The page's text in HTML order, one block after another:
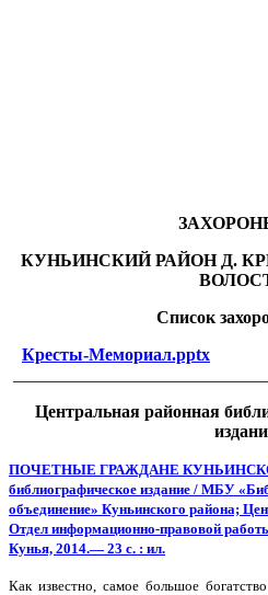
КУНЬИНСКИЙ РАЙОН Д.
Список
Кресты-Мемориал.pptx
Центральная районная
ПОЧЕТНЫЕ ГРАЖДАНЕ
библиографическое издание / МБУ
объединение» Куньинского района;
Отдел информационно-правовой
Кунья, 2014.— 23 с. : ил.
Как известно, самое большое